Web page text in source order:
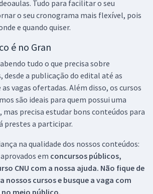
Tudo para facilitar o seu
o seu cronograma mais flexível, pois
e quando quiser.
é no Gran
tudo o que precisa sobre
desde a publicação do edital até as
vagas ofertadas. Além disso, os cursos
são ideais para quem possui uma
precisa estudar bons conteúdos para
prestes a participar.
na qualidade dos nossos conteúdos:
em concursos públicos,
CNU com a nossa ajuda. Não fique de
nossos cursos e busque a vaga com
meio público.